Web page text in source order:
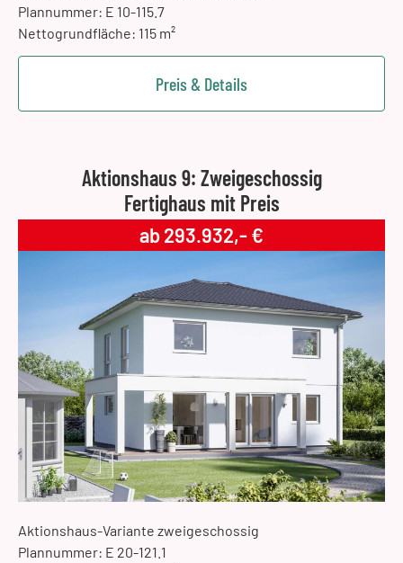
Plannummer: E 10-115.7
Nettogrundfläche: 115 m²
Preis & Details
Aktionshaus 9: Zweigeschossig
Fertighaus mit Preis
ab 293.932,- €
Aktionshaus-Variante zweigeschossig
Plannummer: E 20-121.1